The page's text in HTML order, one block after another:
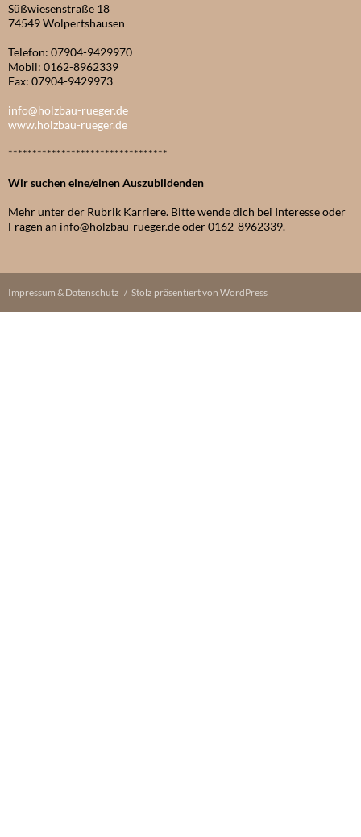
Süßwiesenstraße 18
74549 Wolpertshausen
Telefon: 07904-9429970
Mobil: 0162-8962339
Fax: 07904-9429973
info@holzbau-rueger.de
www.holzbau-rueger.de
*********************************
Wir suchen eine/einen Auszubildenden
Mehr unter der Rubrik Karriere. Bitte wende dich bei Interesse oder
Fragen an info@holzbau-rueger.de oder 0162-8962339.
Impressum & Datenschutz Stolz präsentiert von WordPress